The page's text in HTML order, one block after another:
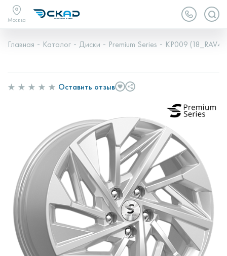
Москва
Главная Каталог Диски Premium Series КР009
Оставить отзыв